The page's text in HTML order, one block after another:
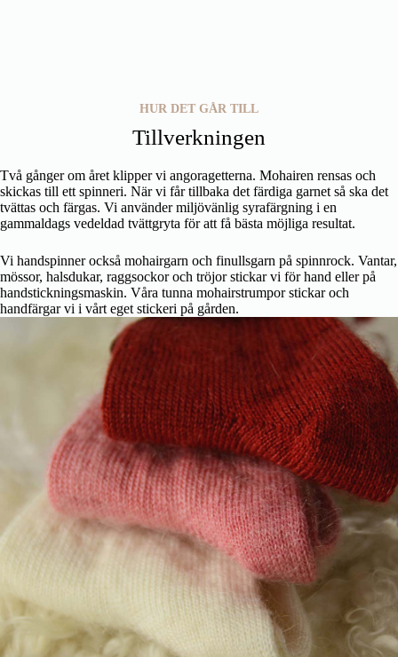
HUR DET GÅR TILL
Tillverkningen
Två gånger om året klipper vi angoragetterna. Mohairen rensas och
skickas till ett spinneri. När vi får tillbaka det färdiga garnet så ska det
tvättas och färgas. Vi använder miljövänlig syrafärgning i en
gammaldags vedeldad tvättgryta för att få bästa möjliga resultat.
Vi handspinner också mohairgarn och finullsgarn på spinnrock. Vantar,
mössor, halsdukar, raggsockor och tröjor stickar vi för hand eller på
handstickningsmaskin. Våra tunna mohairstrumpor stickar och
handfärgar vi i vårt eget stickeri på gården.